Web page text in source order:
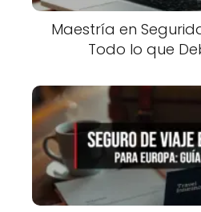
Maestría en
Todo lo que